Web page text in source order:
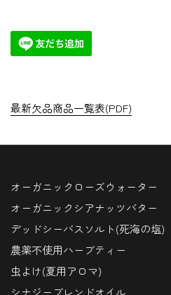
最新欠品商品一覧表(PDF)
オーガニックローズウォーター
オーガニックシアナッツバター
デッドシーバスソルト(死海の塩)
農薬不使用ハーブティー
虫よけ(夏用アロマ)
シナジーブレンドオイル